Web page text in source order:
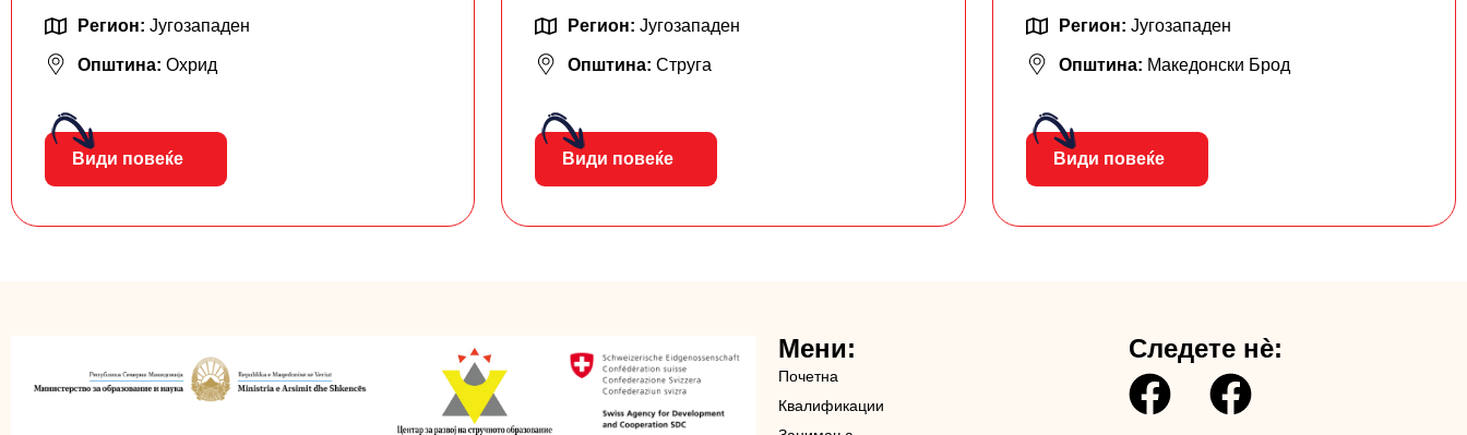
Регион: Југозападен
Општина: Охрид
Види повеќе
Регион:Југозападен
Општина:Струга
Види повеќе
Регион: Југозападен
Општина: Македонски Брод
Види повеќе
Мени:
Почетна
Квалификации
Следете нè: